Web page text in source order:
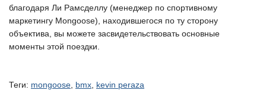
благодаря Ли Рамсделлу (менеджер по спортивному
маркетингу Mongoose), находившегося по ту сторону
объектива, вы можете засвидетельствовать основные
моменты этой поездки.
Теги: mongoose bmx kevin peraza